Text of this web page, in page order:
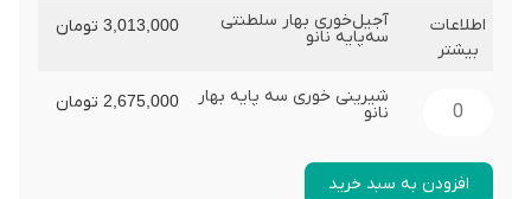
اطلاعات
بیشتر
آجیل‌خوری بهار سلطنتی
سه‌پایه نانو
3,013,000 تومان
شیرینی خوری سه پایه بهار
نانو
2,675,000 تومان
افزودن به سبد خرید